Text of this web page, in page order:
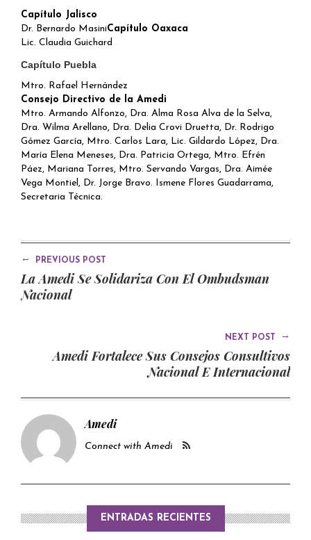
Capítulo Jalisco
Dr. Bernardo MasiniCapítulo Oaxaca
Lic. Claudia Guichard
Capítulo Puebla
Mtro. Rafael Hernández
Consejo Directivo de la Amedi
Mtro. Armando Alfonzo, Dra. Alma Rosa Alva de la Selva,
Dra. Wilma Arellano, Dra. Delia Crovi Druetta, Dr. Rodrigo
Gómez García, Mtro. Carlos Lara, Lic. Gildardo López, Dra.
María Elena Meneses, Dra. Patricia Ortega, Mtro. Efrén
Páez, Mariana Torres, Mtro. Servando Vargas, Dra. Aimée
Vega Montiel, Dr. Jorge Bravo. Ismene Flores Guadarrama,
Secretaria Técnica.
← PREVIOUS POST
La Amedi Se Solidariza Con El Ombudsman
Nacional
NEXT POST →
Amedi Fortalece Sus Consejos Consultivos
Nacional E Internacional
Amedi
Connect with Amedi
ENTRADAS RECIENTES